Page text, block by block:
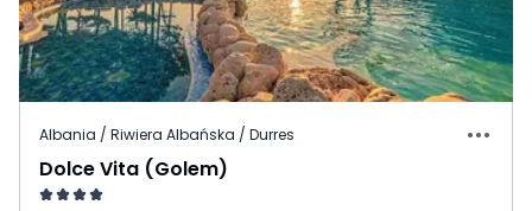
Albania / Riwiera Albańska / Durres
Dolce Vita (Golem)